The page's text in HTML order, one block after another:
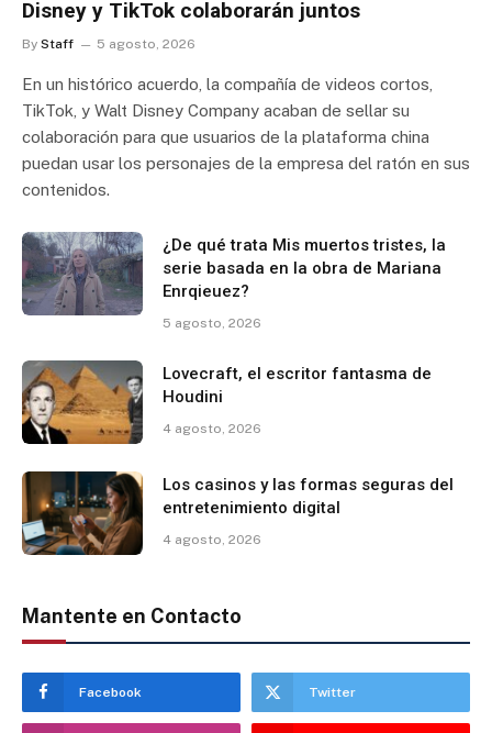
Disney y TikTok colaborarán juntos
By Staff 5 agosto, 2026
En un histórico acuerdo, la compañía de videos cortos,
TikTok, y Walt Disney Company acaban de sellar su
colaboración para que usuarios de la plataforma china
puedan usar los personajes de la empresa del ratón en sus
contenidos.
¿De qué trata Mis muertos tristes, la
serie basada en la obra de Mariana
Enrqieuez?
5 agosto, 2026
Lovecraft, el escritor fantasma de
Houdini
4 agosto, 2026
Los casinos y las formas seguras del
entretenimiento digital
4 agosto, 2026
Mantente en Contacto
Facebook Twitter